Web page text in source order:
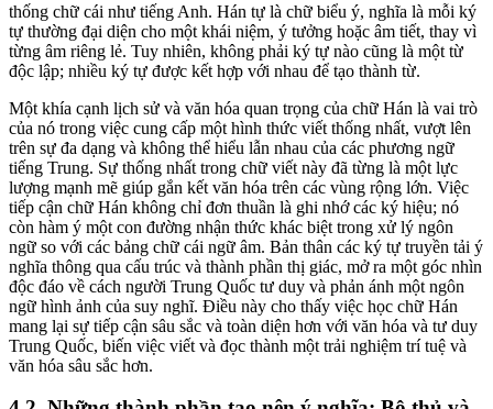
thống chữ cái như tiếng Anh. Hán tự là chữ biểu ý, nghĩa là mỗi ký
tự thường đại diện cho một khái niệm, ý tưởng hoặc âm tiết, thay vì
từng âm riêng lẻ. Tuy nhiên, không phải ký tự nào cũng là một từ
độc lập; nhiều ký tự được kết hợp với nhau để tạo thành từ.
Một khía cạnh lịch sử và văn hóa quan trọng của chữ Hán là vai trò
của nó trong việc cung cấp một hình thức viết thống nhất, vượt lên
trên sự đa dạng và không thể hiểu lẫn nhau của các phương ngữ
tiếng Trung. Sự thống nhất trong chữ viết này đã từng là một lực
lượng mạnh mẽ giúp gắn kết văn hóa trên các vùng rộng lớn. Việc
tiếp cận chữ Hán không chỉ đơn thuần là ghi nhớ các ký hiệu; nó
còn hàm ý một con đường nhận thức khác biệt trong xử lý ngôn
ngữ so với các bảng chữ cái ngữ âm. Bản thân các ký tự truyền tải ý
nghĩa thông qua cấu trúc và thành phần thị giác, mở ra một góc nhìn
độc đáo về cách người Trung Quốc tư duy và phản ánh một ngôn
ngữ hình ảnh của suy nghĩ. Điều này cho thấy việc học chữ Hán
mang lại sự tiếp cận sâu sắc và toàn diện hơn với văn hóa và tư duy
Trung Quốc, biến việc viết và đọc thành một trải nghiệm trí tuệ và
văn hóa sâu sắc hơn.